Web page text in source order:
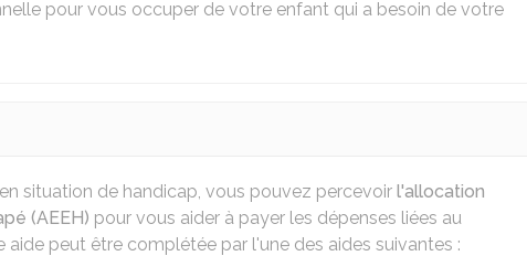
pour vous occuper de votre enfant qui a besoin de votre
situation de handicap, vous pouvez percevoir l'allocation
(AEEH) pour vous aider à payer les dépenses liées au
peut être complétée par l'une des aides suivantes :